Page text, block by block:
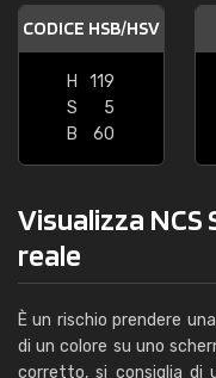
CODICE HSB/HSV
H
119
S
5
B
60
Visualizza NCS
reale
È un rischio prendere
di un colore su uno
corretto, si consiglia di